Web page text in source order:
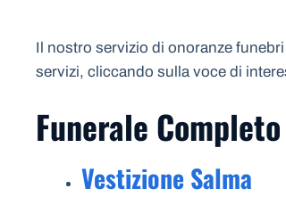
Il nostro servizio di onoranze
servizi, cliccando sulla voce di
Funerale Completo
Vestizione Salma